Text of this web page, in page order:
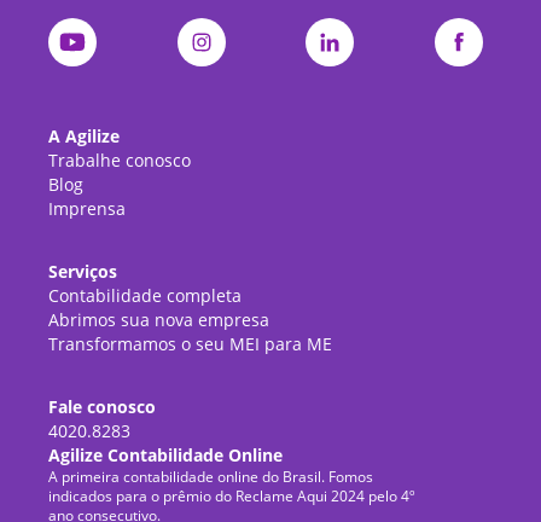
A Agilize
Trabalhe conosco
Blog
Imprensa
Serviços
Contabilidade completa
Abrimos sua nova empresa
Transformamos o seu MEI para ME
Fale conosco
4020.8283
Agilize Contabilidade Online
A primeira contabilidade online do Brasil. Fomos
indicados para o prêmio do Reclame Aqui 2024 pelo 4º
ano consecutivo.